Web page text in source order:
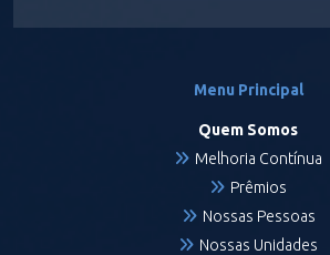
Menu Principal
Quem Somos
Melhoria Contínua
Prêmios
Nossas Pessoas
Nossas Unidades